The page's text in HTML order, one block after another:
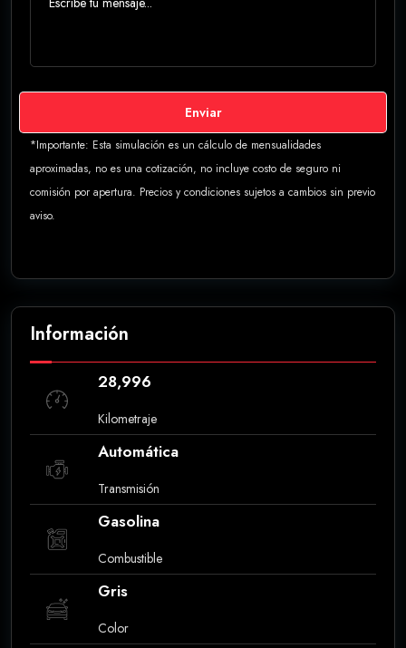
Enviar
*Importante: Esta simulación es un cálculo de mensualidades
aproximadas, no es una cotización, no incluye costo de seguro ni
comisión por apertura. Precios y condiciones sujetos a cambios sin previo
aviso.
Información
28,996
Kilometraje
Automática
Transmisión
Gasolina
Combustible
Gris
Color